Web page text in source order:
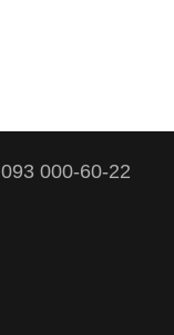
093 000-60-22